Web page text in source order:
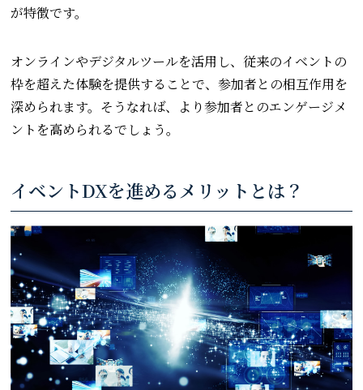
が特徴です。
オンラインやデジタルツールを活用し、従来のイベントの
枠を超えた体験を提供することで、参加者との相互作用を
深められます。そうなれば、より参加者とのエンゲージメ
ントを高められるでしょう。
イベントDXを進めるメリットとは？